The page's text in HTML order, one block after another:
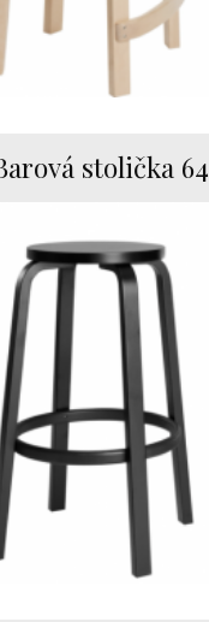
stolička 64